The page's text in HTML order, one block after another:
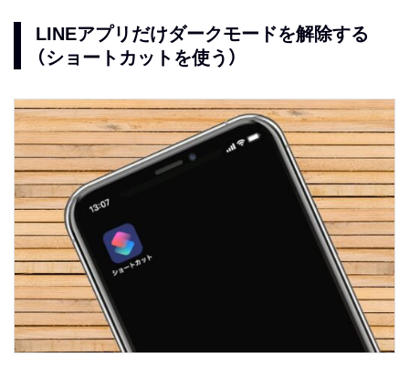
LINEアプリだけダークモードを解除する
（ショートカットを使う）